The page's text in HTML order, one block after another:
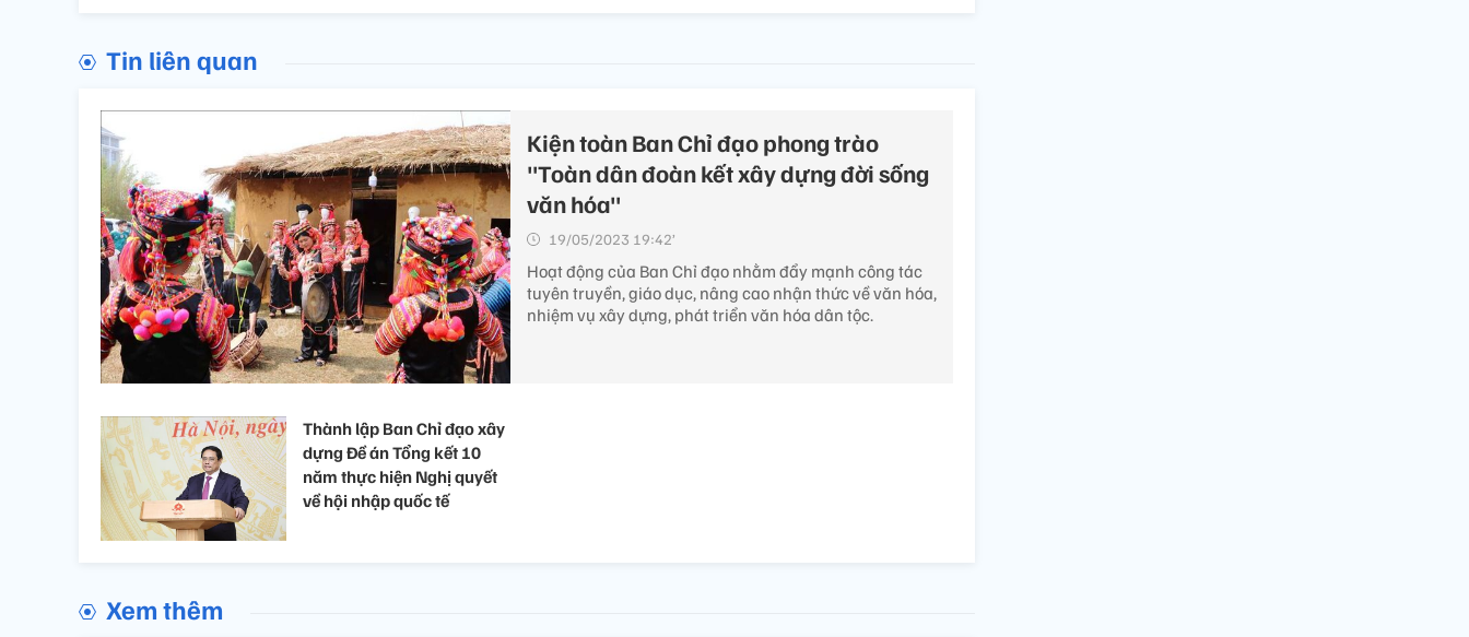
Tin liên quan
Kiện toàn Ban Chỉ đạo phong trào
"Toàn dân đoàn kết xây dựng đời sống
văn hóa"
19/05/2023 19:42’
Hoạt động của Ban Chỉ đạo nhằm đẩy mạnh công tác
tuyên truyền, giáo dục, nâng cao nhận thức về văn hóa,
nhiệm vụ xây dựng, phát triển văn hóa dân tộc.
Thành lập Ban Chỉ đạo xây
dựng Đề án Tổng kết 10
năm thực hiện Nghị quyết
về hội nhập quốc tế
Xem thêm